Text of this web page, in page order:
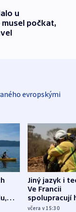
u
počkat,
evropskými
Jiný jazyk i
Ve Francii
spolupracují
různých zemí
včera v 15:30